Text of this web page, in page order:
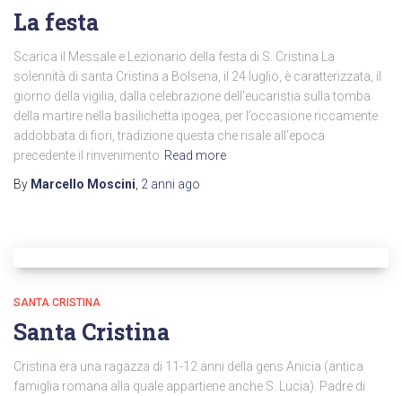
La festa
Scarica il Messale e Lezionario della festa di S. Cristina La
solennità di santa Cristina a Bolsena, il 24 luglio, è caratterizzata, il
giorno della vigilia, dalla celebrazione dell’eucaristia sulla tomba
della martire nella basilichetta ipogea, per l’occasione riccamente
addobbata di fiori, tradizione questa che risale all’epoca
precedente il rinvenimento Read more
By Marcello Moscini 2 anni ago
SANTA CRISTINA
Santa Cristina
Cristina era una ragazza di 11-12 anni della gens Anicia (antica
famiglia romana alla quale appartiene anche S. Lucia). Padre di